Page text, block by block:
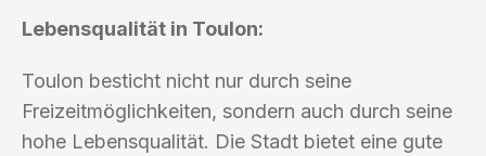
Lebensqualität in Toulon:
Toulon besticht nicht nur durch seine
Freizeitmöglichkeiten, sondern auch durch seine
hohe Lebensqualität. Die Stadt bietet eine gute